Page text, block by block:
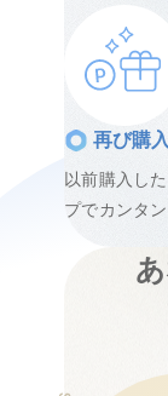
再び購入
以前購入し
プでカンタ